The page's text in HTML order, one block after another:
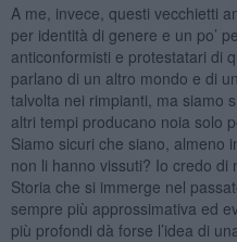
A me, invece, questi vecchietti
per identità di genere e un po’
anticonformisti e protestatari di
parlano di un altro mondo e di
talvolta nei rimpianti, ma siamo
altri tempi producano noia solo
Siamo sicuri che siano, almeno
non li hanno vissuti? Io credo
Storia che si immerge nel
sempre più approssimativa ed
più profondi dà forse l’idea di